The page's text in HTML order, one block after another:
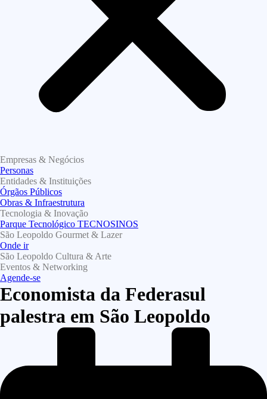
Empresas & Negócios
Personas
Entidades & Instituições
Órgãos Públicos
Obras & Infraestrutura
Tecnologia & Inovação
Parque Tecnológico TECNOSINOS
São Leopoldo Gourmet & Lazer
Onde ir
São Leopoldo Cultura & Arte
Eventos & Networking
Agende-se
Economista da Federasul
palestra em São Leopoldo